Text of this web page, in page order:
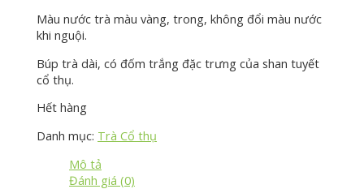
Màu nước trà màu vàng, trong, không đổi màu nước
khi nguội.
Búp trà dài, có đốm trắng đặc trưng của shan tuyết
cổ thụ.
Hết hàng
Danh mục: Trà Cổ thụ
Mô tả
Đánh giá (0)